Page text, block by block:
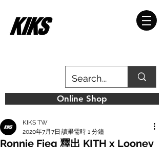
Online Shop
Ronnie Fieg 釋出 KITH x Looney
KIKS TW
2020年7月7日 讀畢需時 1 分鐘